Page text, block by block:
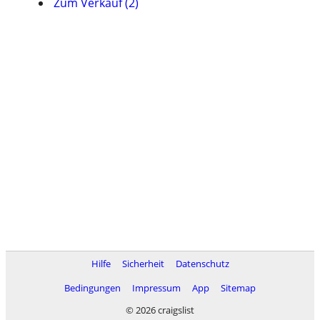
Hilfe Sicherheit
Datenschutz
Bedingungen
Impressum App
Sitemap
© 2026 craigslist